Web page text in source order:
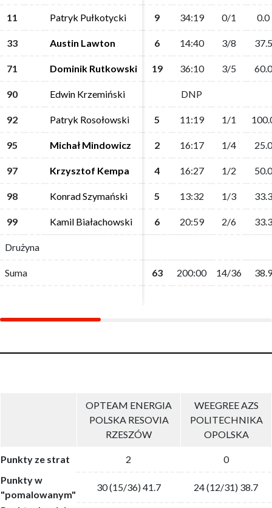
11 Patryk Pułkotycki 9 34:19 0/1 0.0
33 Austin Lawton 6 14:40 3/8 37.5
71 Dominik Rutkowski 19 36:10 3/5 60.0
90 Edwin Krzemiński DNP
92 Patryk Rosołowski 5 11:19 1/1
95 Michał Mindowicz 2 16:17 1/4 25.0
97 Krzysztof Kempa 4 16:27 1/2 50.0
98 Konrad Szymański 5 13:32 1/3 33.3
99 Kamil Białachowski 6 20:59 2/6 33.3
Drużyna
Suma 63 200:00 14/36 38.9
11 Patryk Pułkotycki 9 34:19 0/1 0.0
33 Austin Lawton 6 14:40 3/8 37.5
71 Dominik Rutkowski 19 36:10 3/5 60.0
90 Edwin Krzemiński DNP
92 Patryk Rosołowski 5 11:19 1/1
95 Michał Mindowicz 2 16:17 1/4 25.0
97 Krzysztof Kempa 4 16:27 1/2 50.0
98 Konrad Szymański 5 13:32 1/3 33.3
99 Kamil Białachowski 6 20:59 2/6 33.3
Drużyna
Suma 63 200:00 14/36 38.9
OPTEAM ENERGIA
POLSKA RESOVIA
RZESZÓW
WEEGREE AZS
POLITECHNIKA
OPOLSKA
Punkty ze strat 2
0
Punkty w
"pomalowanym"
30 (15/36) 41.7
24 (12/31) 38.7